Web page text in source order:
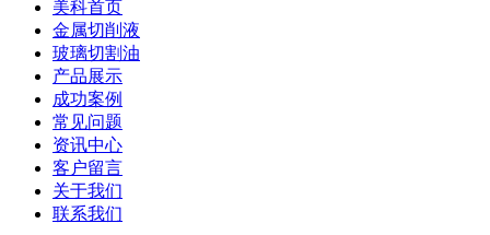
美科首页
金属切削液
玻璃切割油
产品展示
成功案例
常见问题
资讯中心
客户留言
关于我们
联系我们